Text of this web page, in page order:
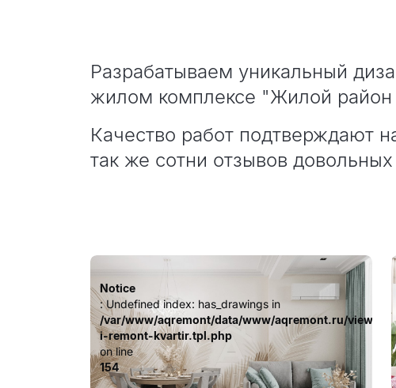
Разрабатываем уникальный
жилом комплексе "Жилой район
Качество работ подтверждают
так же сотни отзывов
Notice
: Undefined index: has_drawings in
/var/www/aqremont/data/www/aqremont.ru/view/
i-remont-kvartir.tpl.php
on line
154